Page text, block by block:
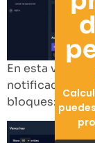
En esta vista
notificaciones
bloques: